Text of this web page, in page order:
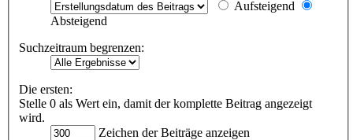
Aufsteigend
Absteigend
Suchzeitraum begrenzen:
Die ersten:
Stelle 0 als Wert ein, damit der komplette Beitrag angezeigt
wird.
Zeichen der Beiträge anzeigen